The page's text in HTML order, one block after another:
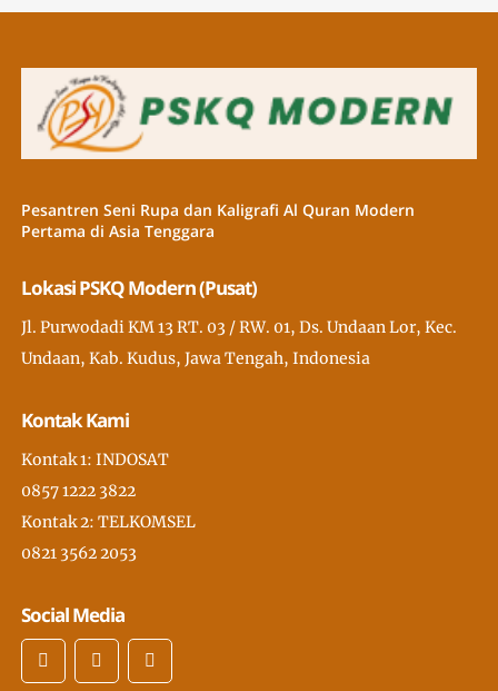
Pesantren Seni Rupa dan Kaligrafi Al Quran Modern
Pertama di Asia Tenggara
Lokasi PSKQ Modern (Pusat)
Jl. Purwodadi KM 13 RT. 03 / RW. 01, Ds. Undaan Lor, Kec.
Undaan, Kab. Kudus, Jawa Tengah, Indonesia
Kontak Kami
Kontak 1: INDOSAT
0857 1222 3822
Kontak 2: TELKOMSEL
0821 3562 2053
Social Media